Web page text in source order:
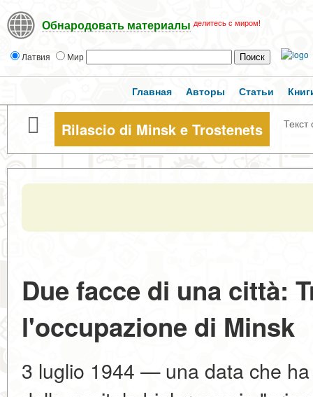
Обнародовать материалы делитесь с миром!
Латвия Мир
Главная Авторы Статьи
Rilascio di Minsk e Trostenets Текст
Due facce di una città:
l'occupazione di Minsk
3 luglio 1944 — una data che